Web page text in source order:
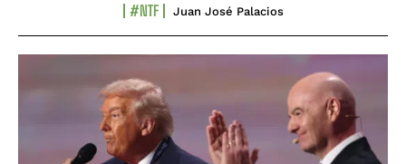
#NTF Juan José Palacios